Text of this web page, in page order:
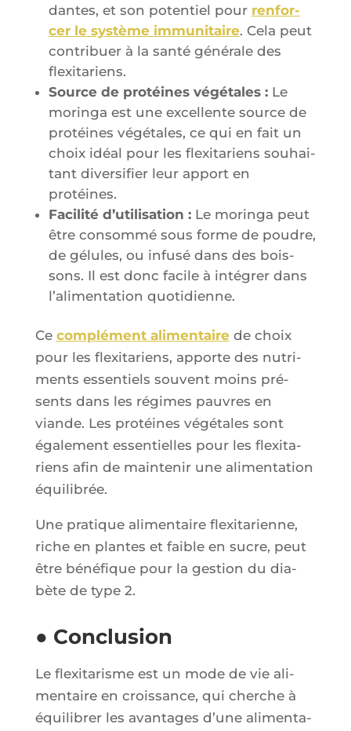
dantes, et son poten­tiel pour ren­for­
cer le sys­tème immu­ni­taire. Cela peut
contri­buer à la san­té géné­rale des
flexitariens.
Source de pro­téines végé­tales :Le
morin­ga est une excel­lente source de
pro­téines végé­tales, ce qui en fait un
choix idéal pour les flexi­ta­riens sou­hai­
tant diver­si­fier leur apport en
protéines.
Faci­li­té d’u­ti­li­sa­tion :Le morin­ga peut
être consom­mé sous forme de poudre,
de gélules, ou infu­sé dans des bois­
sons. Il est donc facile à inté­grer dans
l’a­li­men­ta­tion quotidienne.
Ce com­plé­ment ali­men­tairede choix
pour les flexi­ta­riens, apporte des nutri­
ments essen­tiels sou­vent moins pré­
sents dans les régimes pauvres en
viande. Les pro­téines végé­tales sont
éga­le­ment essen­tielles pour les flexi­ta­
riens afin de main­te­nir une ali­men­ta­tion
équilibrée.
Une pra­tique ali­men­taire flexi­ta­rienne,
riche en plantes et faible en sucre, peut
être béné­fique pour la ges­tion du dia­
bète de type 2.
● Conclusion
Le flexi­ta­risme est un mode de vie ali­
men­taire en crois­sance, qui cherche à
équi­li­brer les avan­tages d’une ali­men­ta­